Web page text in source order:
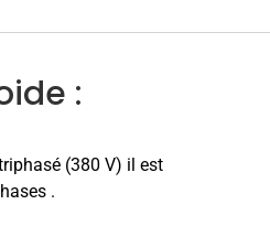
:
(380 V) il est
.